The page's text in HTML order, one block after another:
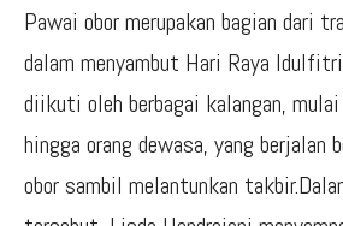
Pawai obor merupakan bagian dari
dalam menyambut Hari Raya
diikuti oleh berbagai kalangan,
hingga orang dewasa, yang berjalan
obor sambil melantunkan